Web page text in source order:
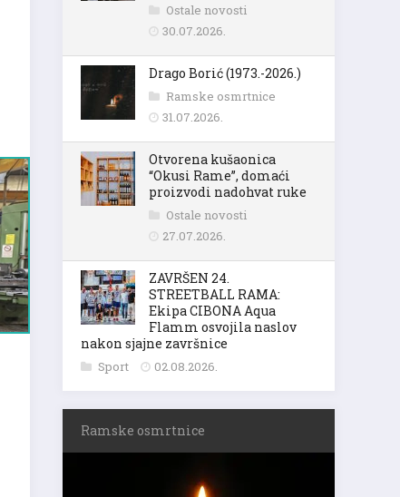
Ostale novosti
30.07.2026.
Drago Borić (1973.-2026.)
Ramske osmrtnice
31.07.2026.
Otvorena kušaonica
“Okusi Rame”, domaći
proizvodi nadohvat ruke
Ostale novosti
27.07.2026.
ZAVRŠEN 24.
STREETBALL RAMA:
Ekipa CIBONA Aqua
Flamm osvojila naslov
nakon sjajne završnice
Sport 02.08.2026.
Ramske osmrtnice